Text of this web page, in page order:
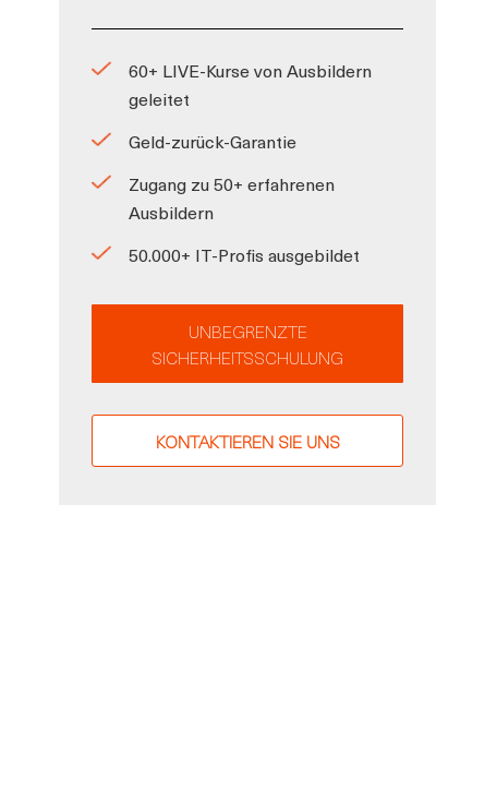
60+ LIVE-Kurse von Ausbildern
geleitet
Geld-zurück-Garantie
Zugang zu 50+ erfahrenen
Ausbildern
50.000+ IT-Profis ausgebildet
UNBEGRENZTE
SICHERHEITSSCHULUNG
KONTAKTIEREN SIE UNS